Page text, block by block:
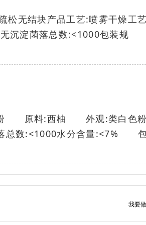
松无结块产品工艺:喷雾干燥工
沉淀菌落总数:<1000包装规
粉 原料:西柚 外观:类白色
:<1000水分含量:<7%
我要